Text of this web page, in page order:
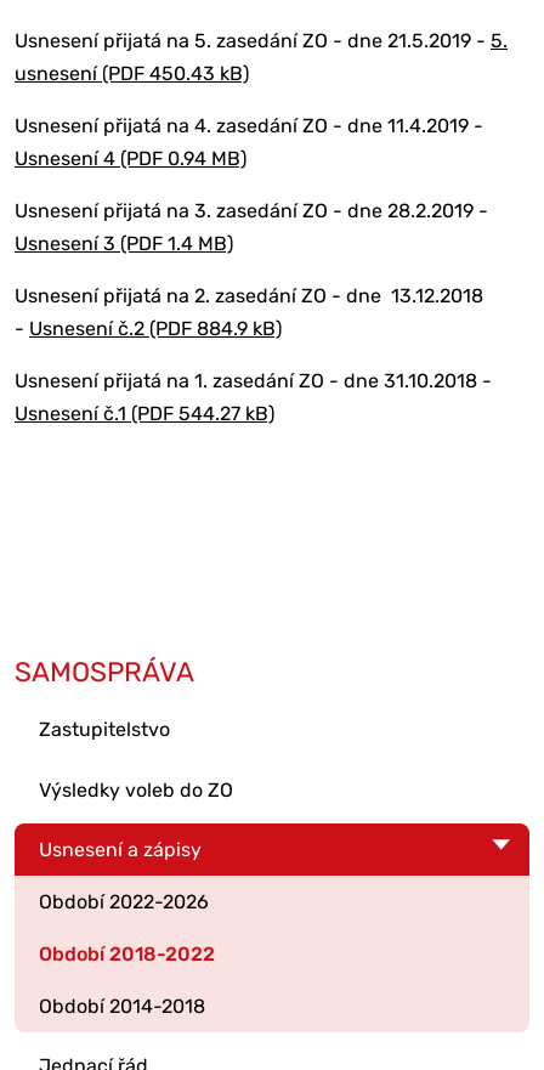
Usnesení přijatá na 5. zasedání ZO - dne 21.5.2019 - 5.
usnesení (PDF 450.43 kB)
Usnesení přijatá na 4. zasedání ZO - dne 11.4.2019 -
Usnesení 4 (PDF 0.94 MB)
Usnesení přijatá na 3. zasedání ZO - dne 28.2.2019 -
Usnesení 3 (PDF 1.4 MB)
Usnesení přijatá na 2. zasedání ZO - dne 13.12.2018
- Usnesení č.2 (PDF 884.9 kB)
Usnesení přijatá na 1. zasedání ZO - dne 31.10.2018 -
Usnesení č.1 (PDF 544.27 kB)
SAMOSPRÁVA
Zastupitelstvo
Výsledky voleb do ZO
Usnesení a zápisy
Období 2022-2026
Období 2018-2022
Období 2014-2018